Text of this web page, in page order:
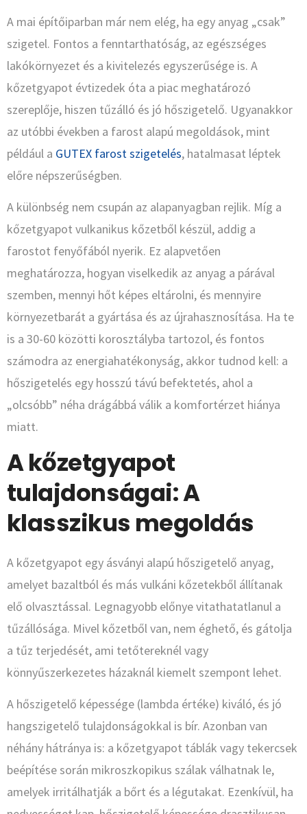
A mai építőiparban már nem elég, ha egy anyag „csak”
szigetel. Fontos a fenntarthatóság, az egészséges
lakókörnyezet és a kivitelezés egyszerűsége is. A
kőzetgyapot évtizedek óta a piac meghatározó
szereplője, hiszen tűzálló és jó hőszigetelő. Ugyanakkor
az utóbbi években a farost alapú megoldások, mint
például a GUTEX farost szigetelés, hatalmasat léptek
előre népszerűségben.
A különbség nem csupán az alapanyagban rejlik. Míg a
kőzetgyapot vulkanikus kőzetből készül, addig a
farostot fenyőfából nyerik. Ez alapvetően
meghatározza, hogyan viselkedik az anyag a párával
szemben, mennyi hőt képes eltárolni, és mennyire
környezetbarát a gyártása és az újrahasznosítása. Ha te
is a 30-60 közötti korosztályba tartozol, és fontos
számodra az energiahatékonyság, akkor tudnod kell: a
hőszigetelés egy hosszú távú befektetés, ahol a
„olcsóbb” néha drágábbá válik a komfortérzet hiánya
miatt.
A kőzetgyapot
tulajdonságai: A
klasszikus megoldás
A kőzetgyapot egy ásványi alapú hőszigetelő anyag,
amelyet bazaltból és más vulkáni kőzetekből állítanak
elő olvasztással. Legnagyobb előnye vitathatatlanul a
tűzállósága. Mivel kőzetből van, nem éghető, és gátolja
a tűz terjedését, ami tetőtereknél vagy
könnyűszerkezetes házaknál kiemelt szempont lehet.
A hőszigetelő képessége (lambda értéke) kiváló, és jó
hangszigetelő tulajdonságokkal is bír. Azonban van
néhány hátránya is: a kőzetgyapot táblák vagy tekercsek
beépítése során mikroszkopikus szálak válhatnak le,
amelyek irritálhatják a bőrt és a légutakat. Ezenkívül, ha